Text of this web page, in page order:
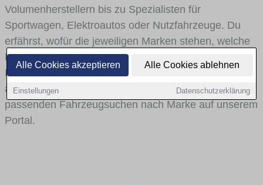
Alle Cookies akzeptieren Alle Cookies ablehnen
Einstellungen Datenschutzerklärung
Volumenherstellern bis zu Spezialisten für
Sportwagen, Elektroautos oder Nutzfahrzeuge. Du
erfährst, wofür die jeweiligen Marken stehen, welche
Fahrzeugklassen sie abdecken und wie sich die
Modellwelten unterscheiden. Von den Markenportraits
aus gelangst du mit internen Links bequem zu den
passenden Fahrzeugsuchen nach Marke auf unserem
Portal.